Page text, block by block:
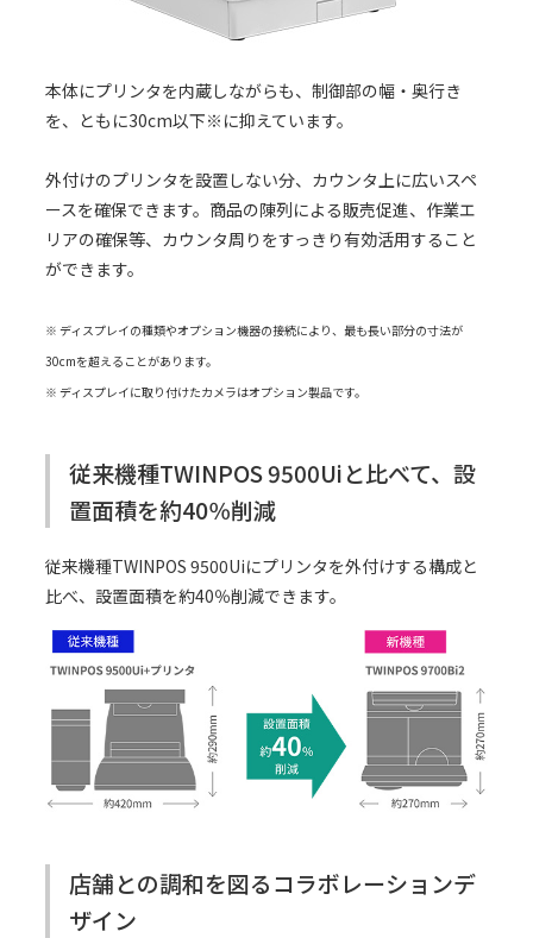
本体にプリンタを内蔵しながらも、制御部の幅・奥行き
を、ともに30cm以下※に抑えています。
外付けのプリンタを設置しない分、カウンタ上に広いスペ
ースを確保できます。商品の陳列による販売促進、作業エ
リアの確保等、カウンタ周りをすっきり有効活用すること
ができます。
※ ディスプレイの種類やオプション機器の接続により、最も長い部分の寸法が
30cmを超えることがあります。
※ ディスプレイに取り付けたカメラはオプション製品です。
従来機種TWINPOS 9500Uiと比べて、設
置面積を約40％削減
従来機種TWINPOS 9500Uiにプリンタを外付けする構成と
比べ、設置面積を約40％削減できます。
店舗との調和を図るコラボレーションデ
ザイン